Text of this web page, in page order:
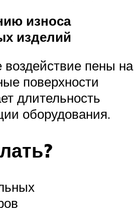
износа
изделий
пены на
поверхности
длительность
оборудования.